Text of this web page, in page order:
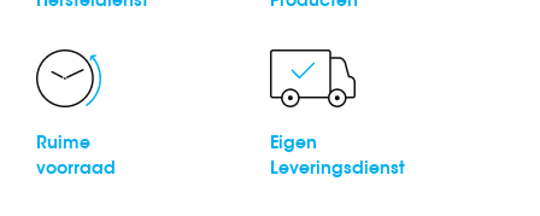
Ruime
voorraad
Eigen
Leveringsdienst